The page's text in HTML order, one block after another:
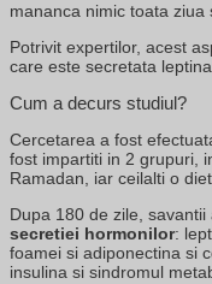
mananca nimic toata
Potrivit expertilor, acest
care este secretata
Cum a decurs studiul?
Cercetarea a fost
fost impartiti in 2 grupuri,
Ramadan, iar ceilalti o
Dupa 180 de zile, savantii
secretiei hormonilor:
foamei si adiponectina si
insulina si sindromul